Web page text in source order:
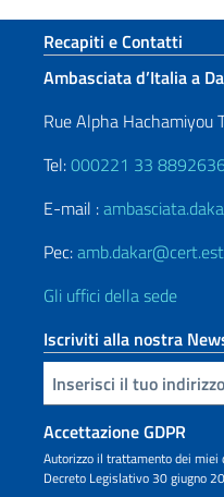
Sezione
Recapiti e Contatti
Ambasciata d’Italia a
Rue Alpha Hachamiyou
Tel:000221 33 8892636
E-mail :
Pec:
Gli uffici della sede
Iscriviti alla nostra
Inserisci la tua email
Accettazione GDPR
Autorizzo il trattamento dei miei
Decreto Legislativo 30 giugno